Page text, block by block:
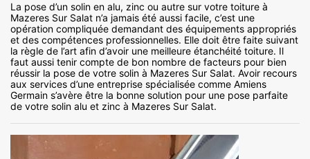
La pose d’un solin en alu, zinc ou autre sur votre toiture à
Mazeres Sur Salat n’a jamais été aussi facile, c’est une
opération compliquée demandant des équipements appropriés
et des compétences professionnelles. Elle doit être faite suivant
la règle de l’art afin d’avoir une meilleure étanchéité toiture. Il
faut aussi tenir compte de bon nombre de facteurs pour bien
réussir la pose de votre solin à Mazeres Sur Salat. Avoir recours
aux services d’une entreprise spécialisée comme Amiens
Germain s’avère être la bonne solution pour une pose parfaite
de votre solin alu et zinc à Mazeres Sur Salat.